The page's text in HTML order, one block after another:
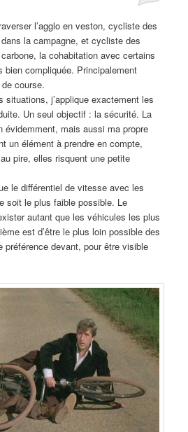
l’agglo en veston, cycliste des
la campagne, et cycliste des
la cohabitation avec certains
compliquée. Principalement
course.
situations, j’applique exactement les
Un seul objectif : la sécurité. La
évidemment, mais aussi ma propre
un élément à prendre en compte,
pire, elles risquent une petite
le différentiel de vitesse avec les
soit le plus faible possible. Le
autant que les véhicules les plus
est d’être le plus loin possible des
devant, pour être visible